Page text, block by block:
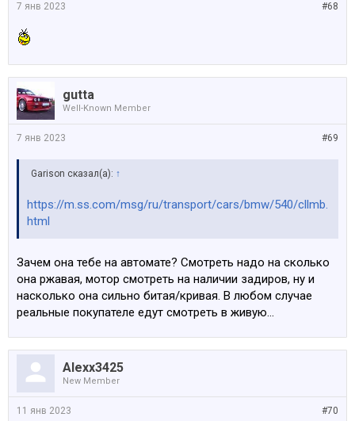
#68
7 янв 2023
gutta
Well-Known Member
#69
7 янв 2023
Garison сказал(а): ↑
https://m.ss.com/msg/ru/transport/cars/bmw/540/cllmb.
html
Зачем она тебе на автомате? Смотреть надо на сколько
она ржавая, мотор смотреть на наличии задиров, ну и
насколько она сильно битая/кривая. В любом случае
реальные покупателе едут смотреть в живую...
Alexx3425
New Member
#70
11 янв 2023